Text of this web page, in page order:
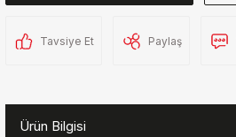
Tavsiye Et Paylaş
Ürün Bilgisi